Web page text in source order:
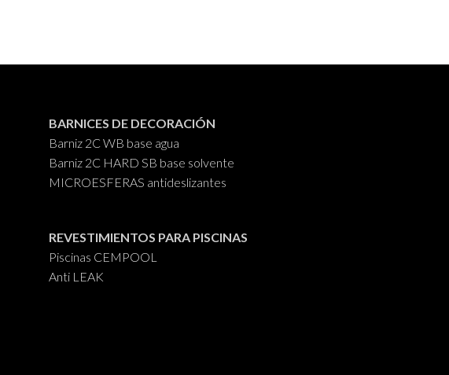
BARNICES DE DECORACIÓN
Barniz 2C WB base agua
Barniz 2C HARD SB base solvente
MICROESFERAS antideslizantes
REVESTIMIENTOS PARA PISCINAS
Piscinas CEMPOOL
Anti LEAK